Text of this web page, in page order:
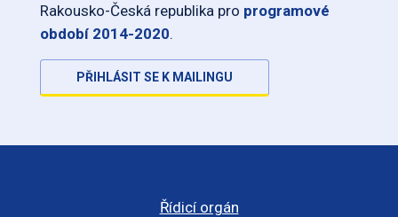
Rakousko-Česká republika pro programové
období 2014-2020.
PŘIHLÁSIT SE K MAILINGU
Řídicí orgán